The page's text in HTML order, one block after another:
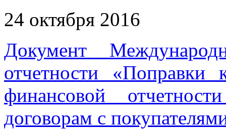
24 октября 2016
Документ
отчетности «Поправки
финансовой
договорам с